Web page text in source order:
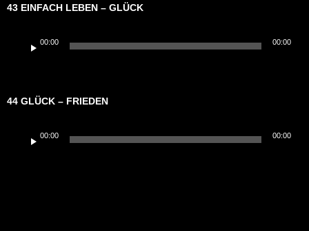
43 EINFACH LEBEN – GLÜCK
Player
00:00 00:00
44 GLÜCK – FRIEDEN
Player
00:00 00:00